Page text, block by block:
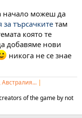
начало можеш да
търсачките там
която те
добавяме нови
никога не се знае
|
of the game by not